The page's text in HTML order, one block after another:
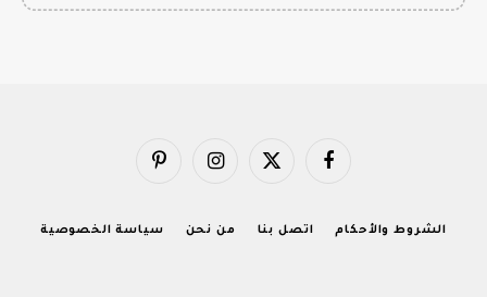
فيسبوك X
الانستغرامبينتيريست
الشروط والأحكام اتصل بنا من نحن سياسة الخصوصية